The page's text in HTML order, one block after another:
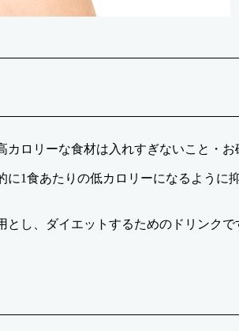
ロリーな食材は入れすぎないこと・
1食あたりの低カロリーになるよう
し、ダイエットするためのドリンク